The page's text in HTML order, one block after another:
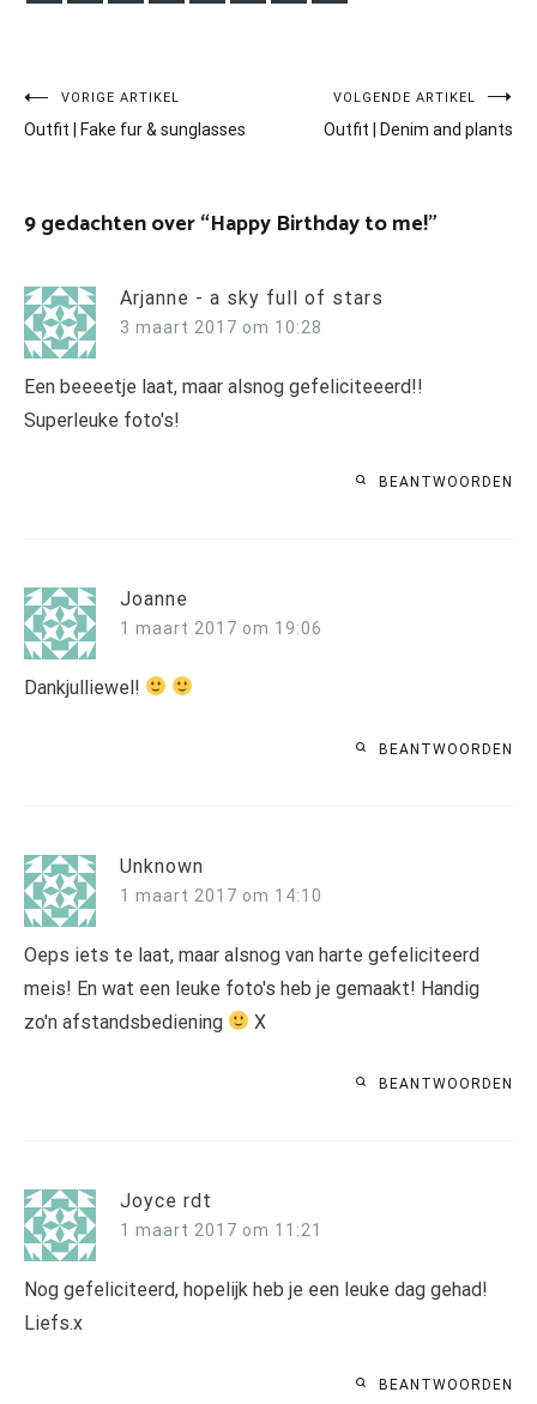
Bericht
navigatie
VORIGE ARTIKEL
Outfit | Fake fur & sunglasses
VOLGENDE ARTIKEL
Outfit | Denim and plants
9 gedachten over “Happy Birthday to me!”
Arjanne - a sky full of stars
3 maart 2017 om 10:28
Een beeeetje laat, maar alsnog gefeliciteeerd!!
Superleuke foto's!
BEANTWOORDEN
Joanne
1 maart 2017 om 19:06
Dankjulliewel!
BEANTWOORDEN
Unknown
1 maart 2017 om 14:10
Oeps iets te laat, maar alsnog van harte gefeliciteerd
meis! En wat een leuke foto's heb je gemaakt! Handig
zo'n afstandsbediening
X
BEANTWOORDEN
Joyce rdt
1 maart 2017 om 11:21
Nog gefeliciteerd, hopelijk heb je een leuke dag gehad!
Liefs.x
BEANTWOORDEN